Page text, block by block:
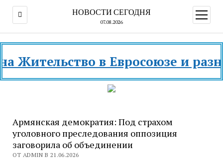
НОВОСТИ СЕГОДНЯ
07.08.2026
меню
в Евросоюзе и разных
Армянская демократия: Под страхом
уголовного преследования оппозиция
заговорила об объединении
ОТ ADMIN В 21.06.2026